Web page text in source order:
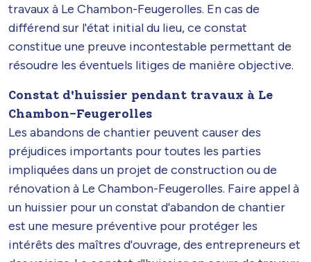
travaux à Le Chambon-Feugerolles. En cas de
différend sur l'état initial du lieu, ce constat
constitue une preuve incontestable permettant de
résoudre les éventuels litiges de manière objective.
Constat d'huissier pendant travaux à Le
Chambon-Feugerolles
Les abandons de chantier peuvent causer des
préjudices importants pour toutes les parties
impliquées dans un projet de construction ou de
rénovation à Le Chambon-Feugerolles. Faire appel à
un huissier pour un constat d'abandon de chantier
est une mesure préventive pour protéger les
intérêts des maîtres d'ouvrage, des entrepreneurs et